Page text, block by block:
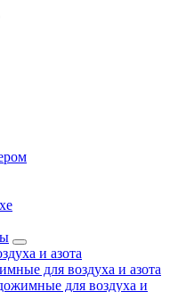
и азота
для воздуха и азота
для воздуха и